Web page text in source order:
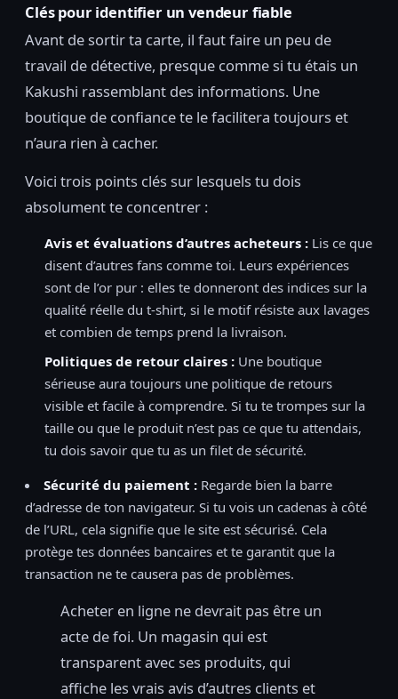
Clés pour identifier un vendeur fiable
Avant de sortir ta carte, il faut faire un peu de
travail de détective, presque comme si tu étais un
Kakushi rassemblant des informations. Une
boutique de confiance te le facilitera toujours et
n’aura rien à cacher.
Voici trois points clés sur lesquels tu dois
absolument te concentrer :
Avis et évaluations d’autres acheteurs : Lis ce que
disent d’autres fans comme toi. Leurs expériences
sont de l’or pur : elles te donneront des indices sur la
qualité réelle du t-shirt, si le motif résiste aux lavages
et combien de temps prend la livraison.
Politiques de retour claires : Une boutique
sérieuse aura toujours une politique de retours
visible et facile à comprendre. Si tu te trompes sur la
taille ou que le produit n’est pas ce que tu attendais,
tu dois savoir que tu as un filet de sécurité.
Sécurité du paiement : Regarde bien la barre
d’adresse de ton navigateur. Si tu vois un cadenas à côté
de l’URL, cela signifie que le site est sécurisé. Cela
protège tes données bancaires et te garantit que la
transaction ne te causera pas de problèmes.
Acheter en ligne ne devrait pas être un
acte de foi. Un magasin qui est
transparent avec ses produits, qui
affiche les vrais avis d’autres clients et